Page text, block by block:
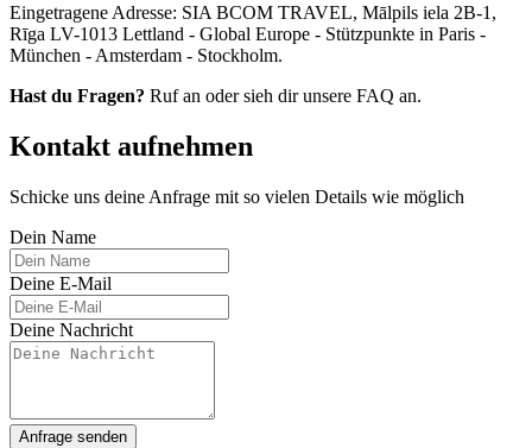
Eingetragene Adresse: SIA BCOM TRAVEL, Mālpils iela 2B-1,
Rīga LV-1013 Lettland - Global Europe - Stützpunkte in Paris -
München - Amsterdam - Stockholm.
Hast du Fragen? Ruf an oder sieh dir unsere FAQ an.
Kontakt aufnehmen
Schicke uns deine Anfrage mit so vielen Details wie möglich
Dein Name
Deine E-Mail
Deine Nachricht
Anfrage senden